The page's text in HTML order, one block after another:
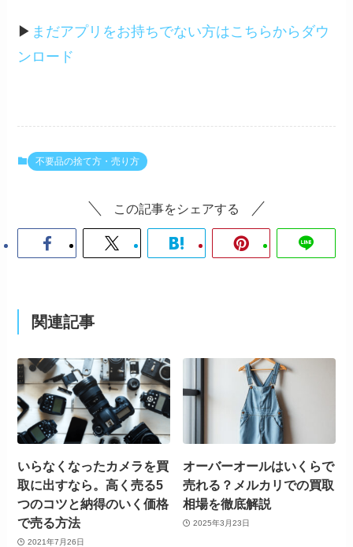
▶︎ まだアプリをお持ちでない方はこちらからダウ
ンロード
不要品の捨て方・売り方
この記事をシェアする
関連記事
いらなくなったカメラを買
取に出すなら。高く売る5
つのコツと納得のいく価格
で売る方法
2021年7月26日
オーバーオールはいくらで
売れる？メルカリでの買取
相場を徹底解説
2025年3月23日